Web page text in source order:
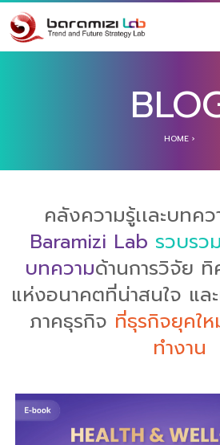
HOME›
คลังความรู้เเละบทค
Baramizi Lab รวบรวม
บทความด้านการวิจัย
แห่งอนาคตที่น่าสนใจ แล
ภาคธุรกิจ ที่ธุรกิจยุคใ
ทำงาน